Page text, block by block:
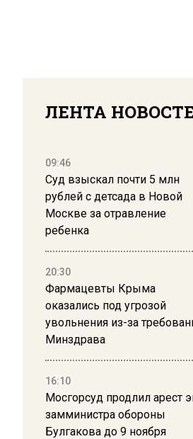
ЛЕНТА
09:46
Суд взыскал почти 5 млн
рублей с детсада в Новой
Москве за отравление
ребенка
20:30
Фармацевты Крыма
оказались под угрозой
увольнения из-за
Минздрава
16:10
Мосгорсуд продлил арест
замминистра обороны
Булгакова до 9 ноября